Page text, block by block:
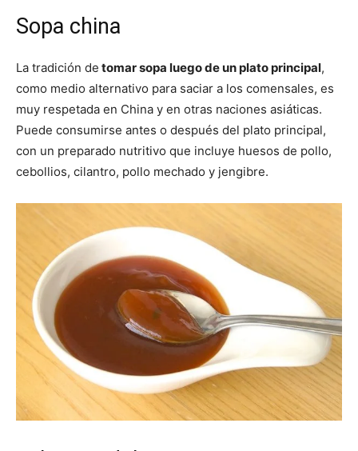
Sopa china
La tradición de tomar sopa luego de un plato principal,
como medio alternativo para saciar a los comensales, es
muy respetada en China y en otras naciones asiáticas.
Puede consumirse antes o después del plato principal,
con un preparado nutritivo que incluye huesos de pollo,
cebollios, cilantro, pollo mechado y jengibre.